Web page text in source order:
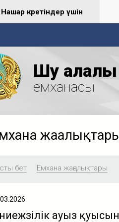
Нашар көретіндер үшін
Шу қалалық
емханасы
бет Емхана жаңалықтары
ауыз